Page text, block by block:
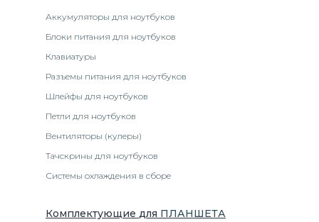
Аккумуляторы для ноутбуков
Блоки питания для ноутбуков
Клавиатуры
Разъемы питания для ноутбуков
Шлейфы для ноутбуков
Петли для ноутбуков
Вентиляторы (кулеры)
Тачскрины для ноутбуков
Системы охлаждения в сборе
Комплектующие для ПЛАНШЕТА